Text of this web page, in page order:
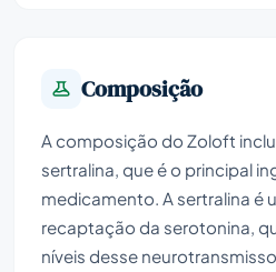
Composição
A composição do Zoloft
sertralina, que é o principal
medicamento. A sertralina é
recaptação da serotonina,
níveis desse